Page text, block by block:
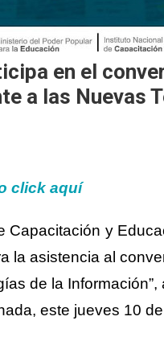
en el
a las Nuevas
click aquí
Capacitación y E
la asistencia al
s de la Información”,
este jueves 10